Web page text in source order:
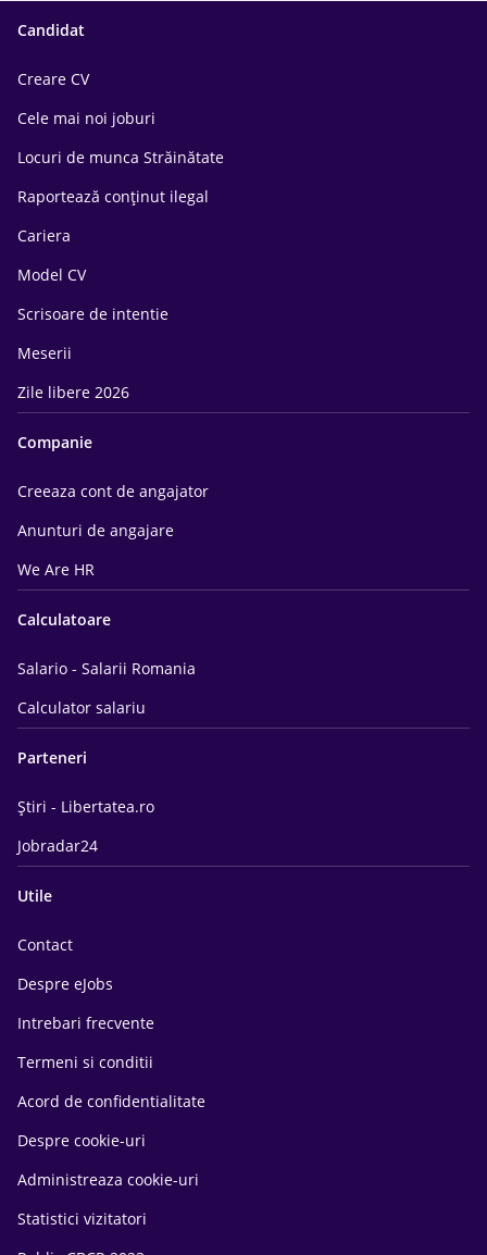
Candidat
Creare CV
Cele mai noi joburi
Locuri de munca Străinătate
Raportează conținut ilegal
Cariera
Model CV
Scrisoare de intentie
Meserii
Zile libere 2026
Companie
Creeaza cont de angajator
Anunturi de angajare
We Are HR
Calculatoare
Salario - Salarii Romania
Calculator salariu
Parteneri
Știri - Libertatea.ro
Jobradar24
Utile
Contact
Despre eJobs
Intrebari frecvente
Termeni si conditii
Acord de confidentialitate
Despre cookie-uri
Administreaza cookie-uri
Statistici vizitatori